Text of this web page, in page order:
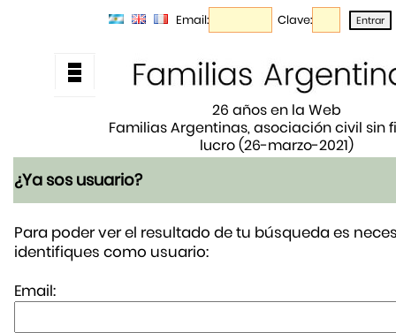
Email: Clave:
26 años en la Web
Familias Argentinas, asociación civil sin
lucro (26-marzo-2021)
¿Ya sos usuario?
Para poder ver el resultado de tu búsqueda es
identifiques como usuario:
Email: